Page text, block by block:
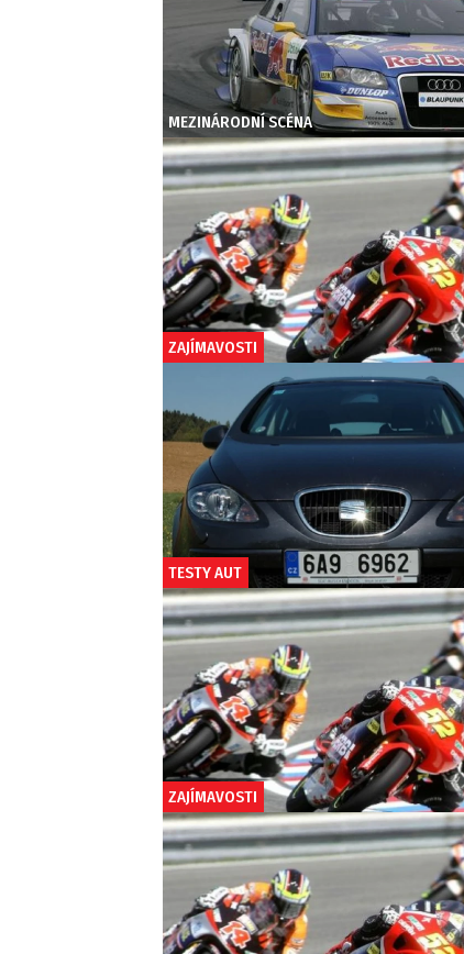
MEZINÁRODNÍ SCÉNA
ZAJÍMAVOSTI
TESTY AUT
ZAJÍMAVOSTI